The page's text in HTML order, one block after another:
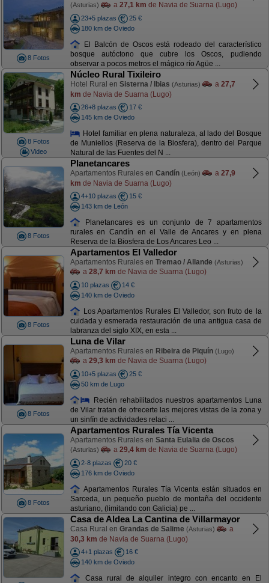
8 Fotos
(Asturias) a 27,1 km de Navia de Suarna (Lugo)
23+5 plazas
25 €
180 km de Oviedo
El Balcón de Oscos está rodeado del característico
bosque autóctono que cubre los Oscos, pudiendo
observar a pocos metros el mágico río Agüe ...
8 Fotos
Video
Núcleo Rural Tixileiro
Hotel Rural en Sisterna / Ibias (Asturias) a 27,7
km de Navia de Suarna (Lugo)
26+8 plazas
17 €
145 km de Oviedo
Hotel familiar en plena naturaleza, al lado del Bosque
de Muniellos (Reserva de la Biosfera), dentro del Parque
Natural de las Fuentes del N ...
8 Fotos
Planetancares
Apartamentos Rurales en Candín (León) a 27,9
km de Navia de Suarna (Lugo)
4+10 plazas
15 €
143 km de León
Planetancares es un conjunto de 7 apartamentos
rurales en Candín en el Valle de Ancares y en plena
Reserva de la Biosfera de Los Ancares Leo ...
8 Fotos
Apartamentos El Valledor
Apartamentos Rurales en Tremao / Allande (Asturias)
a 28,7 km de Navia de Suarna (Lugo)
10 plazas
14 €
140 km de Oviedo
Los Apartamentos Rurales El Valledor, son fruto de la
cuidada y esmerada restauración de una antigua casa de
labranza del siglo XIX, en esta ...
8 Fotos
Luna de Vilar
Apartamentos Rurales en Ribeira de Piquín (Lugo)
a 29,3 km de Navia de Suarna (Lugo)
10+5 plazas
25 €
50 km de Lugo
Recién rehabilitados nuestros apartamentos Luna
de Vilar tratan de ofrecerte las mejores vistas de la zona y
un sinfín de actividades relaci ...
8 Fotos
Apartamentos Rurales Tía Vicenta
Apartamentos Rurales en Santa Eulalia de Oscos
(Asturias) a 29,4 km de Navia de Suarna (Lugo)
2-8 plazas
20 €
176 km de Oviedo
Apartamentos Rurales Tía Vicenta están situados en
Sarceda, un pequeño pueblo de montaña del occidente
asturiano, (limitando con Galicia) pe ...
Casa de Aldea La Cantina de Villarmayor
Casa Rural en Grandas de Salime (Asturias)
a
30,3 km de Navia de Suarna (Lugo)
4+1 plazas
16 €
140 km de Oviedo
Casa rural de alquiler integro con encanto en El